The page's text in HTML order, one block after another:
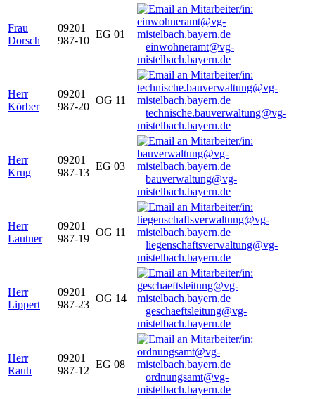
Frau
Dorsch
09201
987-10
EG 01
einwohneramt@vg-
mistelbach.bayern.de
Herr
Körber
09201
987-20
OG 11
technische.bauverwaltung@vg-
mistelbach.bayern.de
Herr
Krug
09201
987-13
EG 03
bauverwaltung@vg-
mistelbach.bayern.de
Herr
Lautner
09201
987-19
OG 11
liegenschaftsverwaltung@vg-
mistelbach.bayern.de
Herr
Lippert
09201
987-23
OG 14
geschaeftsleitung@vg-
mistelbach.bayern.de
Herr
Rauh
09201
987-12
EG 08
ordnungsamt@vg-
mistelbach.bayern.de